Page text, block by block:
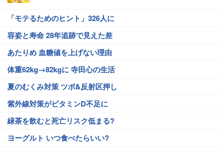
「モテるためのヒント」326人に
容姿と寿命 28年追跡で見えた差
あたりめ 血糖値を上げない理由
体重62kg→82kgに 寺田心の生活
夏のむくみ対策 ツボ&反射区押し
紫外線対策がビタミンD不足に
緑茶を飲むと死亡リスク低まる?
ヨーグルト いつ食べたらいい?